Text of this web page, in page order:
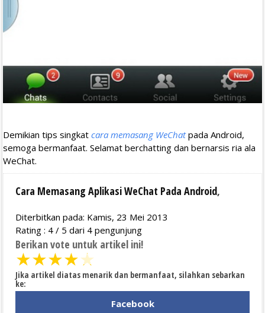
Demikian tips singkat cara memasang WeChatpada Android,
semoga bermanfaat. Selamat berchatting dan bernarsis ria ala
WeChat.
Cara Memasang Aplikasi WeChat Pada Android,
Diterbitkan pada: Kamis, 23 Mei 2013
Rating : 4 / 5 dari 4 pengunjung
Berikan vote untuk artikel ini!
★★★★★
Jika artikel diatas menarik dan bermanfaat, silahkan sebarkan
ke:
Facebook